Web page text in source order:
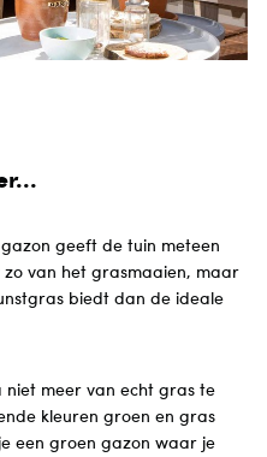
geeft de tuin meteen
zo van het grasmaaien, maar
biedt dan de ideale
niet meer van echt gras te
kleuren groen en gras
een groen gazon waar je